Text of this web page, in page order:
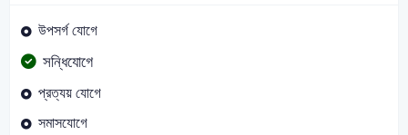
উপসর্গ যোগে
সন্ধিযোগে
প্রত্যয় যোগে
সমাসযোগে